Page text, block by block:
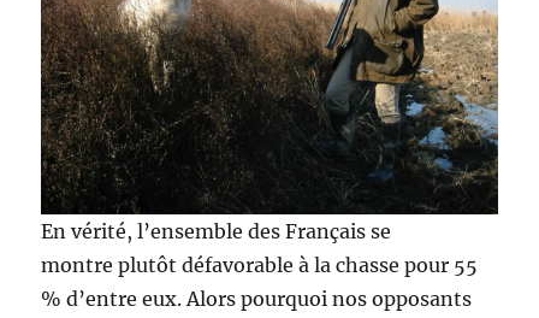
En vérité, l’ensemble des Français se
montre plutôt défavorable à la chasse pour 55
% d’entre eux. Alors pourquoi nos opposants